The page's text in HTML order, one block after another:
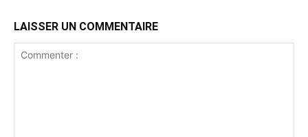
LAISSER UN COMMENTAIRE